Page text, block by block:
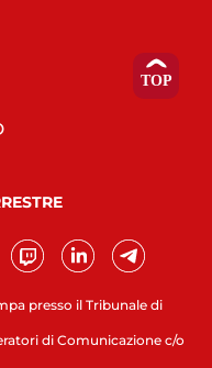
presso il Tribunale di
di Comunicazione c/o